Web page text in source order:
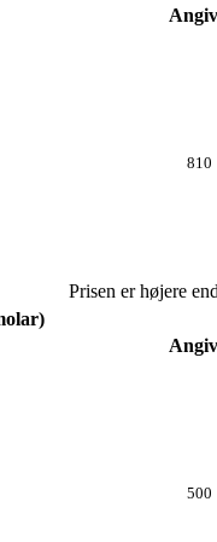
810
Prisen er højere
500